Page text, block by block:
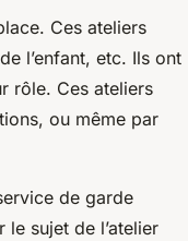
Ces ateliers
l’enfant, etc. Ils ont
rôle. Ces ateliers
ou même par
de garde
sujet de l’atelier